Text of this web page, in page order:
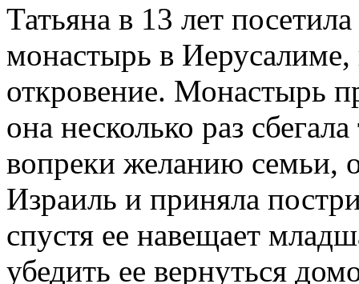
Татьяна в 13 лет
монастырь в Иерусалиме,
откровение. Монастырь
она несколько раз
вопреки желанию семьи,
Израиль и приняла
спустя ее навещает
убедить ее вернуться